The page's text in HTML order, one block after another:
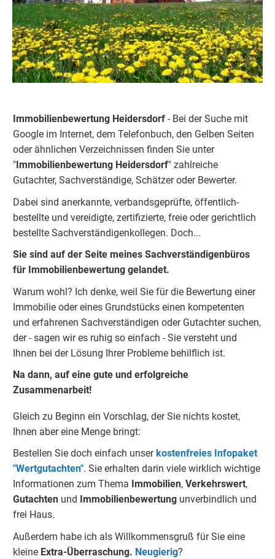
Immobilienbewertung Heidersdorf - Bei der Suche mit
Google im Internet, dem Telefonbuch, den Gelben Seiten
oder ähnlichen Verzeichnissen finden Sie unter
" Immobilienbewertung Heidersdorf" zahlreiche
Gutachter, Sachverständige, Schätzer oder Bewerter.
Dabei sind anerkannte, verbandsgeprüfte, öffentlich-
bestellte und vereidigte, zertifizierte, freie oder gerichtlich
bestellte Sachverständigenkollegen. Doch...
Sie sind auf der Seite meines Sachverständigenbüros
für Immobilienbewertung gelandet.
Warum wohl? Ich denke, weil Sie für die Bewertung einer
Immobilie oder eines Grundstücks einen kompetenten
und erfahrenen Sachverständigen oder Gutachter suchen,
der - sagen wir es ruhig so einfach - Sie versteht und
Ihnen bei der Lösung Ihrer Probleme behilflich ist.
Na dann, auf eine gute und erfolgreiche
Zusammenarbeit!
Gleich zu Beginn ein Vorschlag, der Sie nichts kostet,
Ihnen aber eine Menge bringt:
Bestellen Sie doch einfach unser kostenfreies Infopaket
"Wertgutachten". Sie erhalten darin viele wirklich wichtige
Informationen zum Thema Immobilien, Verkehrswert,
Gutachten und Immobilienbewertung unverbindlich und
frei Haus.
Außerdem habe ich als Willkommensgruß für Sie eine
kleine Extra-Überraschung. Neugierig?